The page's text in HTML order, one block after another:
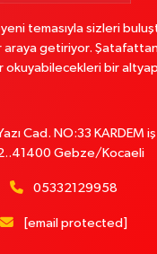
temasıyla sizleri
getiriyor. Şatafattan
okuyabilecekleri bir
Cad. NO:33 KARDEM
Gebze/Kocaeli
05332129958
[email protected]